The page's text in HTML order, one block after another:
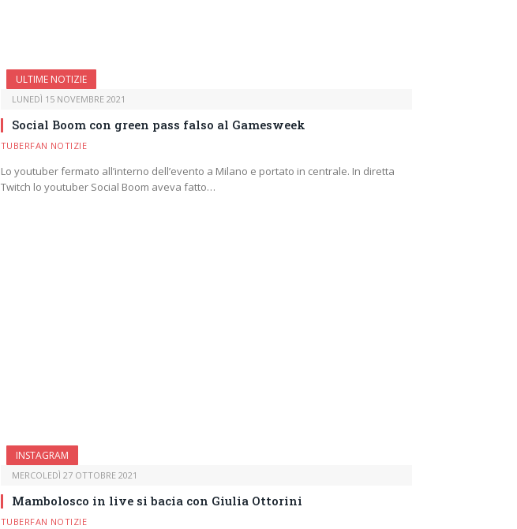
ULTIME NOTIZIE
LUNEDÌ 15 NOVEMBRE 2021
Social Boom con green pass falso al Gamesweek
TUBERFAN NOTIZIE
Lo youtuber fermato all’interno dell’evento a Milano e portato in centrale. In diretta
Twitch lo youtuber Social Boom aveva fatto…
INSTAGRAM
MERCOLEDÌ 27 OTTOBRE 2021
Mambolosco in live si bacia con Giulia Ottorini
TUBERFAN NOTIZIE